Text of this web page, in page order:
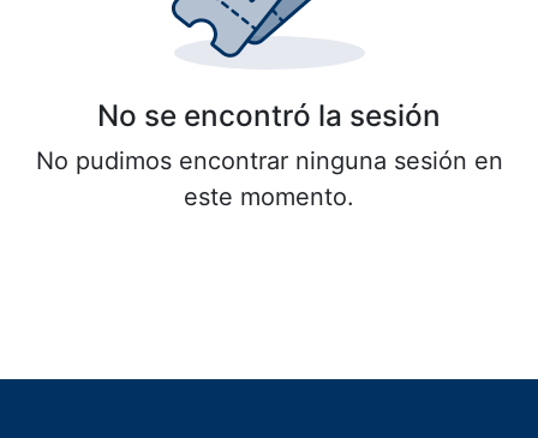
No se encontró la sesión
No pudimos encontrar ninguna sesión en
este momento.